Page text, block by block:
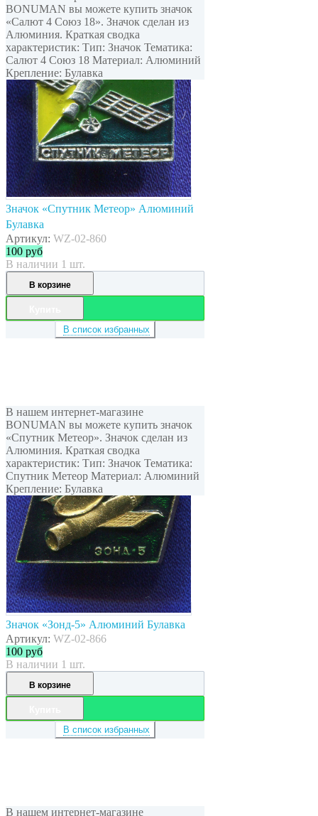
BONUMAN вы можете купить значок
«Салют 4 Союз 18». Значок сделан из
Алюминия. Краткая сводка
характеристик: Тип: Значок Тематика:
Салют 4 Союз 18 Материал: Алюминий
Крепление: Булавка
Значок «Спутник Метеор» Алюминий
Булавка
Артикул: WZ-02-860
100 руб
В наличии 1 шт.
В корзине
В список избранных
В нашем интернет-магазине
BONUMAN вы можете купить значок
«Спутник Метеор». Значок сделан из
Алюминия. Краткая сводка
характеристик: Тип: Значок Тематика:
Спутник Метеор Материал: Алюминий
Крепление: Булавка
Значок «Зонд-5» Алюминий Булавка
Артикул: WZ-02-866
100 руб
В наличии 1 шт.
В корзине
В список избранных
В нашем интернет-магазине